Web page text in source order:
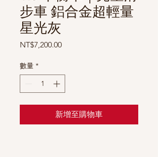
步車 鋁合金超輕量
星光灰
NT$7,200.00價
數量 *
新增至購物車